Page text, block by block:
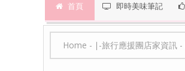
首頁 即時美味筆記
Home - ∣-旅行應援團店家資訊 -